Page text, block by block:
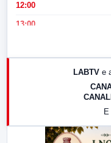
12:00
13:00
LABTV e